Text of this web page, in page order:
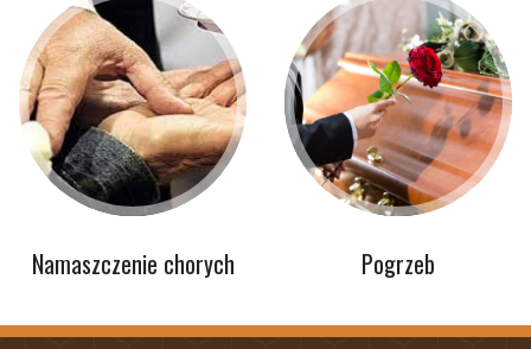
Namaszczenie chorych Pogrzeb